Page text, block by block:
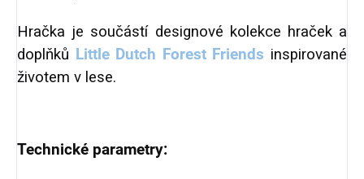
Hračka je součástí designové kolekce hraček a
doplňků Little Dutch Forest Friends inspirované
životem v lese.
Technické parametry: